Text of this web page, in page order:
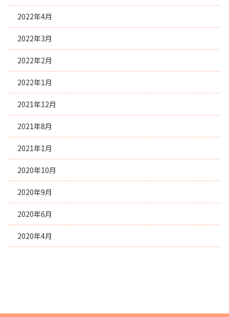
2022年4月
2022年3月
2022年2月
2022年1月
2021年12月
2021年8月
2021年1月
2020年10月
2020年9月
2020年6月
2020年4月